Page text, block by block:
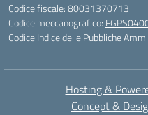
Codice fiscale: 80031370713
Codice meccanografico:
Codice Indice delle Pubbliche
Hosting &
Concept &